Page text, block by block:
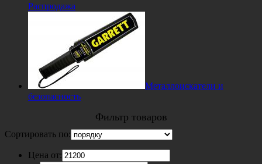
Распродажа
Металлоискатели и
безопасность
Фильтр товаров
Сортировать по:
Цена от: